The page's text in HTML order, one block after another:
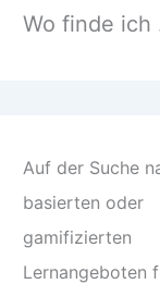
a
c
Wo finde ich
Auf der Suche
basierten oder
gamifizierten
Lernangeboten